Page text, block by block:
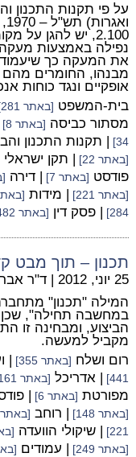
על פי תקנות התכנון
2.100, יש להגן על
את המעקה כך שיעמוד
מבנהו, החומרים מהם
אופקיים ונגד כוחות
בית-המשפט [באתר 281]
מסתור כביסה [באתר 8]
34]
| תקנות התכנון
[באתר 22] | תקן ישראלי
פודסט [באתר 7] | דירה
[באתר 221] | מידות [באתר
284]
| פסק דין [באתר 482]
תכנון – תוך מבט
25 יוני, 2012 | ד"ר
המילה "תכנון"
במחשבה תחילה", שכן,
הביצוע, ומבחינה זו
מקביל למעשה.
רום ושלח [באתר 355] |
441]
| אדריכל [באתר 161]
מפורטת [באתר 6] |
[באתר 148] | רוחב [באתר 102]
221]
| שיקולי הוועדה
[באתר 249] | עמודים